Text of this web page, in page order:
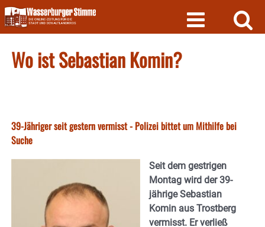
Skip
to
content
Wo ist Sebastian Komin?
39-Jähriger seit gestern vermisst - Polizei bittet um Mithilfe bei
Suche
Seit dem gestrigen
Montag wird der 39-
jährige Sebastian
Komin aus Trostberg
vermisst. Er verließ